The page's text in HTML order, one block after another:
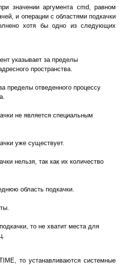
значении аргумента cmd, равном
и операции с областями подкачки
хотя бы одно из следующих
указывает за пределы
пространства.
пределы отведенного процессу
не является специальным
уже существует.
нельзя, так как их количество
область подкачки.
то не хватит места для
то устанавливаются системные